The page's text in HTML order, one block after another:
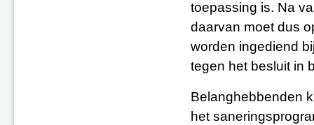
toepassing is. Na
daarvan moet dus
worden ingediend
tegen het besluit in
Belanghebbenden
het